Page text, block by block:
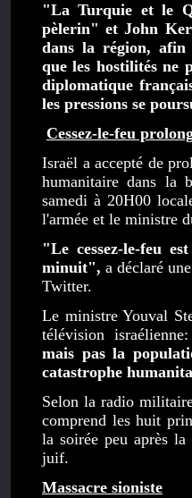
"La Turquie et le
pèlerin" et John
dans la région,
que les hostilités ne
diplomatique
les pressions se
Cessez-le-feu
Israël a accepté de
humanitaire dans la
samedi à 20H00
l'armée et le ministre
"Le cessez-le-feu
minuit", a déclaré
Twitter.
Le ministre Youval
télévision
mais pas la
catastrophe
Selon la radio
comprend les huit
la soirée peu après
juif.
Massacre sioniste